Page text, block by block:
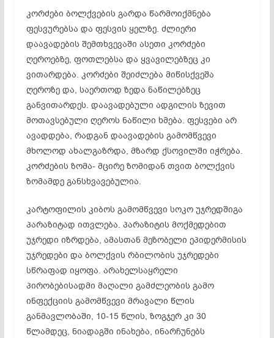
კორძები ბოლქვების გარდა წარმოიქმნება
ფესვურებსა და ფესვის ყელზე. ძლიერი
დაავადების შემთხვევაში ასეთი კორძები
ღეროებზე, ფოთლებსა და ყვავილებზეც კი
ვითარდება. კორძები შეიძლება მიწისქვეშა
ღეროზე და, საერთოდ ზედა ნაწილებზეც
განვითარდეს. დაავადებული ადგილის ზევით
მოთავსებული ღეროს ნაწილი ხმება. ფესვები არ
ავადდება, რადგან დაავადების გამომწვევი
მხოლოდ ახალგაზრდა, მზარდ ქსოვილში იჭრება.
კორძების ზომა- მცირე ზომიდან თვით ბოლქვის
ზომამდე განსხვავებულია.
კარტოფილის კიბოს გამომწვევი სოკო უჯრედშიგა
პარაზიტად ითვლება. პარაზიტის მოქმედებით
უჯრედი იზრდება, ამასთან მეზობელი ეპიდერმისის
უჯრედები და ბოლქვის რბილობის უჯრედები
სწრაფად იყოფა. არახელსაყრელი
პირობებისადმი მაღალი გამძლეობის გამო
ინფექციის გამომწვევი მრავალი წლის
განმავლობაში, 10-15 წლის, ზოგჯერ კი 30
წლამდეც, ნიადაგში ინახება, ინარჩუნებს